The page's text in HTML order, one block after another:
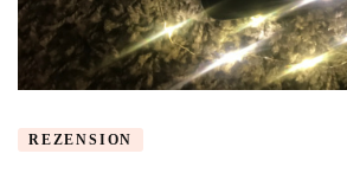
REZENSION